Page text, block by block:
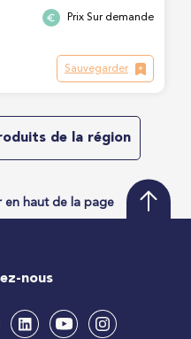
Prix Sur demande
Sauvegarder
de la région
en haut de la page
nous